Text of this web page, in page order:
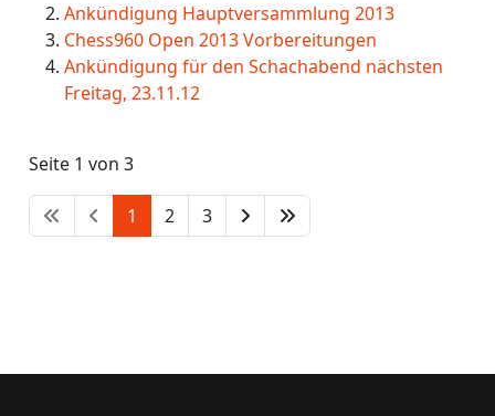
Ankündigung Hauptversammlung 2013
Chess960 Open 2013 Vorbereitungen
Ankündigung für den Schachabend nächsten
Freitag, 23.11.12
Seite 1 von 3
1 2 3